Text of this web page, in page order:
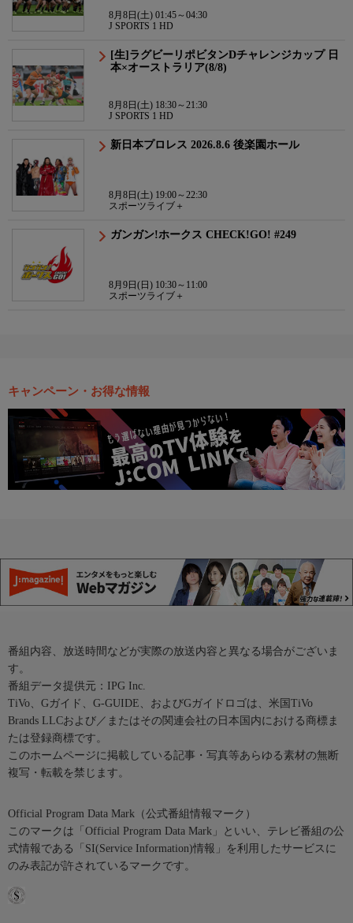
8月8日(土) 01:45～04:30
J SPORTS 1 HD
[生]ラグビーリポビタンDチャレンジカップ 日
本×オーストラリア(8/8)
8月8日(土) 18:30～21:30
J SPORTS 1 HD
新日本プロレス 2026.8.6 後楽園ホール
8月8日(土) 19:00～22:30
スポーツライブ＋
ガンガン!ホークス CHECK!GO! #249
8月9日(日) 10:30～11:00
スポーツライブ＋
キャンペーン・お得な情報
番組内容、放送時間などが実際の放送内容と異なる場合がございま
す。
番組データ提供元：IPG Inc.
TiVo、Gガイド、G-GUIDE、およびGガイドロゴは、米国TiVo
Brands LLCおよび／またはその関連会社の日本国内における商標ま
たは登録商標です。
このホームページに掲載している記事・写真等あらゆる素材の無断
複写・転載を禁じます。
Official Program Data Mark（公式番組情報マーク）
このマークは「Official Program Data Mark」といい、テレビ番組の公
式情報である「SI(Service Information)情報」を利用したサービスに
のみ表記が許されているマークです。